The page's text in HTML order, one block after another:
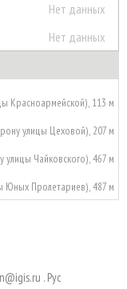
Нет данных
Нет данных
Красноармейской), 113 м
улицы Цеховой), 207 м
улицы Чайковского), 467 м
Юных Пролетариев), 487 м
. Руc